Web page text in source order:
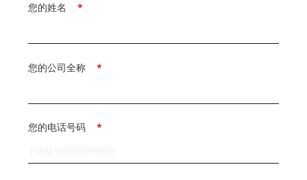
*
您的姓名
*
您的公司全称
*
您的电话号码